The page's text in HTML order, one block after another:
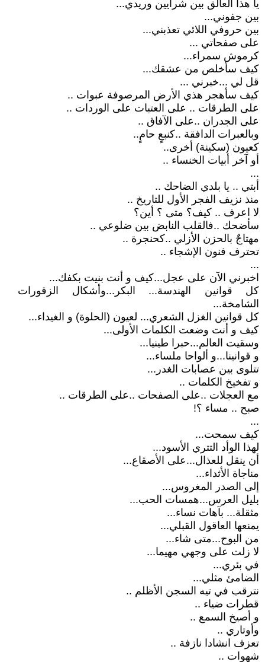
يا هذا العالق بين شرايين وريدي...
بين جفوني...
بين حروفي اللائي تعذبني...
على صفحاتي ...
كرموش سمراء...
كيف سأخلص من عشقك...
قل لي ...خبرني ...
كيف سأهجر هذي الأرض المرصوفة عبوات ..
على الطرقات .. على العتبات على الوردات ..
على الجدران ..على الآفاق ..
وبالعبرات الدافقة ..كنبعٍ حامٍ..
كعيون (سكينة) أخرى..
أو آخر أبيات الخنساء ..
...
أبتي .. يا بلدي الضاحك ..
منذ نزيف الفجر الأول للتاريخ ..
لا اعرف .. كيف؟ متى ؟ أين؟
سأضحك ..فالقلب النابض بين ضلوعي ..
مهتاجٌ بالحزن الأزلي ..كحنجرة ..
تحترف فنون الإشجاء ..
...
اخبرني الآن على عجل...كيف و أنت بنيت بكفك...
كل قوانين الهندسة... البكر...وأشكال الزقورات
الشامخة...
كل قوانين الغزل الشعري... لعيون (الحلوة) و الغيداء...
كيف و أنت وضعت الكلمات الأولى...
وسقيت العالم...حبرا طينيا...
و قوانينا...و ألواحا ملساء...
تتلوى بين عصابات الغدر...
و تفخيخ الكلمات ..
مع العجلات ..على الصفحات ..على الطرقات ..
صبح .. مساء ؟!
...
كيف سمحت...
لهذا الوأد التتري الأسود...
أن ينقل للعذال...على الأصقاع...
مناجاة الأثداء...
إلى الصدر المغروس...
بليل العرس...همسات الحب...
مثقلة... بآهات نساء...
يمنعها العاقول القبلي...
من البوح...متى شاء...
لا زلت على وجهي مهيما...
في بئري...
الضامئ مثلي...
نترقب في تيه السجن الأظلم ..
قطرات ضياء ..
و أصيخ السمع ..
وأوتاري ..
تعزف انشادا نازفة ..
شهوات ..